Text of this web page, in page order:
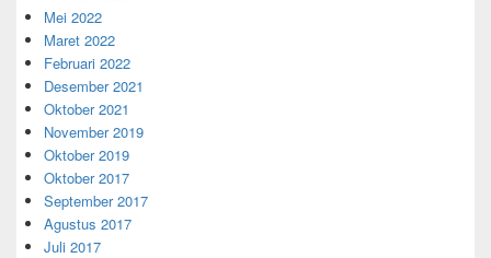
Mei 2022
Maret 2022
Februari 2022
Desember 2021
Oktober 2021
November 2019
Oktober 2019
Oktober 2017
September 2017
Agustus 2017
Juli 2017